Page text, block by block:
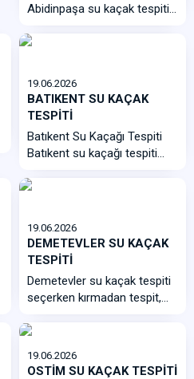
Abidinpaşa su kaçak tespiti
19.06.2026
BATIKENT SU KAÇAK
TESPİTİ
Batıkent Su Kaçağı Tespiti
Batıkent su kaçağı tespiti
19.06.2026
DEMETEVLER SU KAÇAK
TESPİTİ
Demetevler su kaçak tespiti
seçerken kırmadan tespit,
dinleme, ...
19.06.2026
OSTİM SU KAÇAK TESPİTİ